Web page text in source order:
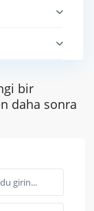
bir
daha sonra